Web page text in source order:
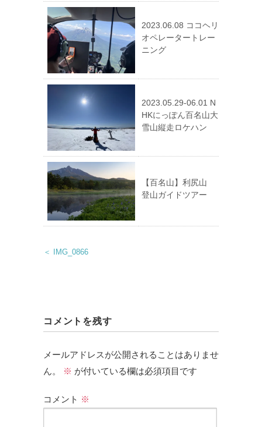
2023.06.08 ココヘリ
オペレータートレー
ニング
2023.05.29-06.01 N
HKにっぽん百名山大
雪山縦走ロケハン
【百名山】利尻山
登山ガイドツアー
＜ IMG_0866
コメントを残す
メールアドレスが公開されることはありませ
ん。
※ が付いている欄は必須項目です
コメント ※